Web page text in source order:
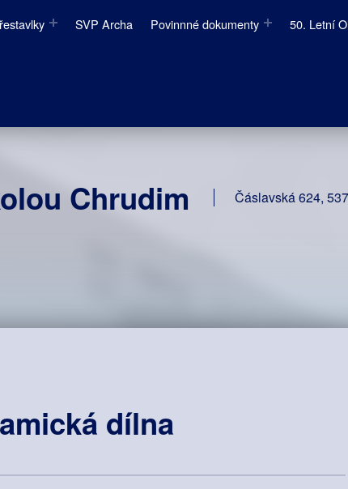
SVP Archa Povinnné dokumenty 50. Letní
Chrudim Čáslavská 624,
dílna